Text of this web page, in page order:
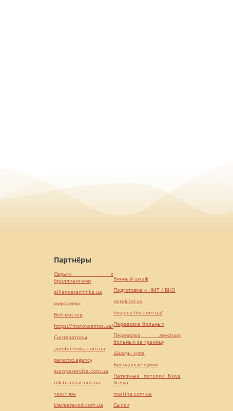
Партнёры
Серьги с
бриллиантами
alliancetechnika.ua
миралинкс
Веб мастер
https://motokosmos.ua/
Синтезаторы
agrotechnika.com.ua
perevod.agency
europeservice.com.ua
mk-translations.ua
текст юа
kievperevod.com.ua
Винный шкаф
Подготовка к НМТ / ВНО
pereklad.ua
hospice-life.com.ua/
Перевозка больных
Перевозка лежачих
больных за границу
Шкафы купе
Брендовые сумки
Натяжные потолки Nova
Stelya
maltina.com.ua
Cылки